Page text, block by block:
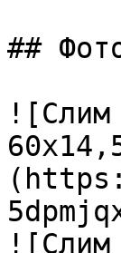
##
![Слим
![Слим